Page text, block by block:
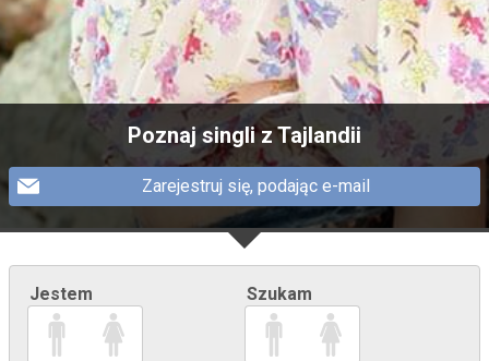
Poznaj singli z Tajlandii
Zarejestruj się, podając e-mail
Jestem Szukam